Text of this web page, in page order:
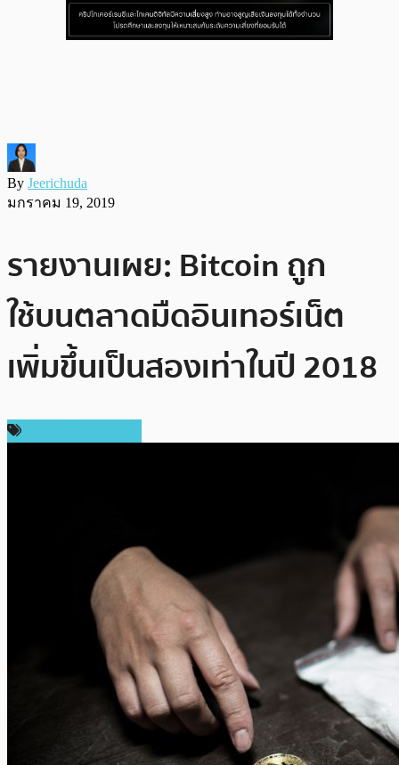
By Jeerichuda
มกราคม 19, 2019
รายงานเผย: Bitcoin ถูก
ใช้บนตลาดมืดอินเทอร์เน็ต
เพิ่มขึ้นเป็นสองเท่าในปี 2018